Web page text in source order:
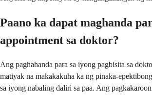
Paano ka dapat maghanda
appointment sa doktor?
Ang paghahanda para sa iyong pagbisita sa
matiyak na makakakuha ka ng pinaka-
sa iyong nabaling daliri sa paa. Ang